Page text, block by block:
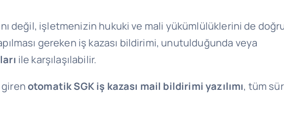
değil, işletmenizin hukuki ve mali yükümlülüklerini de
gereken iş kazası bildirimi, unutulduğunda veya
ile karşılaşılabilir.
otomatik SGK iş kazası mail bildirimi yazılımı, tüm